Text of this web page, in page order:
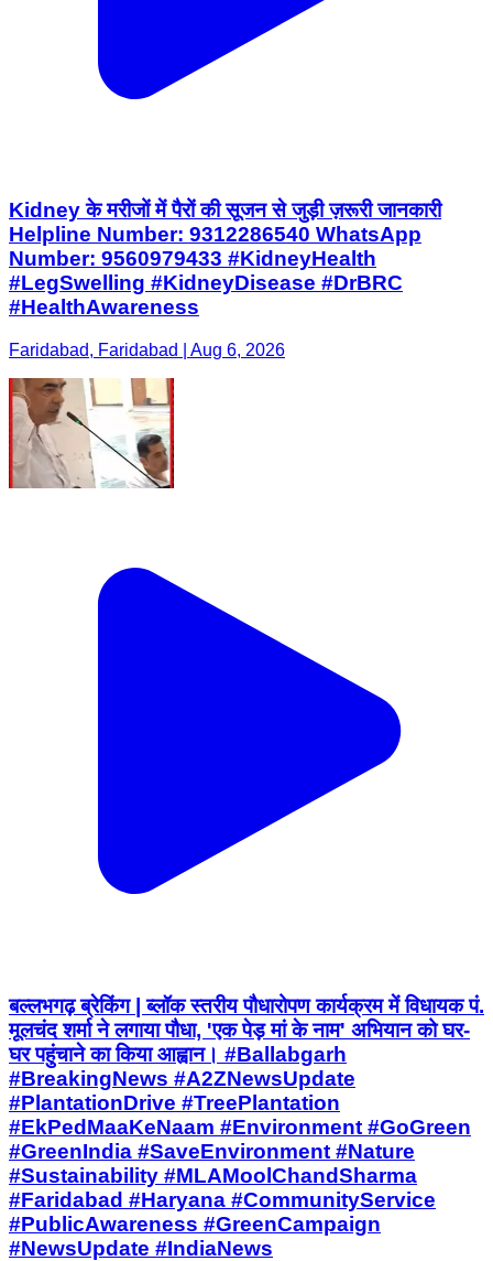
Kidney के मरीजों में पैरों की सूजन से जुड़ी ज़रूरी जानकारी
Helpline Number: 9312286540 WhatsApp
Number: 9560979433 #KidneyHealth
#LegSwelling #KidneyDisease #DrBRC
#HealthAwareness
Faridabad, Faridabad | Aug 6, 2026
बल्लभगढ़ ब्रेकिंग | ब्लॉक स्तरीय पौधारोपण कार्यक्रम में विधायक पं.
मूलचंद शर्मा ने लगाया पौधा, 'एक पेड़ मां के नाम' अभियान को घर-
घर पहुंचाने का किया आह्वान। #Ballabgarh
#BreakingNews #A2ZNewsUpdate
#PlantationDrive #TreePlantation
#EkPedMaaKeNaam #Environment #GoGreen
#GreenIndia #SaveEnvironment #Nature
#Sustainability #MLAMoolChandSharma
#Faridabad #Haryana #CommunityService
#PublicAwareness #GreenCampaign
#NewsUpdate #IndiaNews